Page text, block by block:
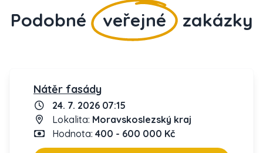
Podobné veřejné zakázky
Nátěr fasády
24. 7. 2026 07:15
Lokalita: Moravskoslezský kraj
Hodnota: 400 - 600 000 Kč